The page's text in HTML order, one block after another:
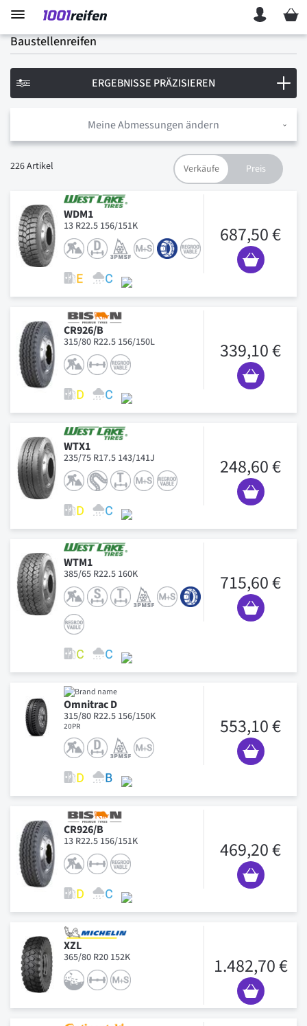
Mein
Baustellenreifen
Meine Abmessungen ändern
226Artikel
WDM1
13 R22.5 156/151K 687,50 €
CR926/B
315/80 R22.5 156/150L 339,10 €
WTX1
235/75 R17.5 143/141J 248,60 €
WTM1
385/65 R22.5 160K 715,60 €
Omnitrac D
315/80 R22.5 156/150K
20PR 553,10 €
CR926/B
13 R22.5 156/151K 469,20 €
XZL
365/80 R20 152K 1.482,70 €
ERGEBNISSE PRÄZISIEREN